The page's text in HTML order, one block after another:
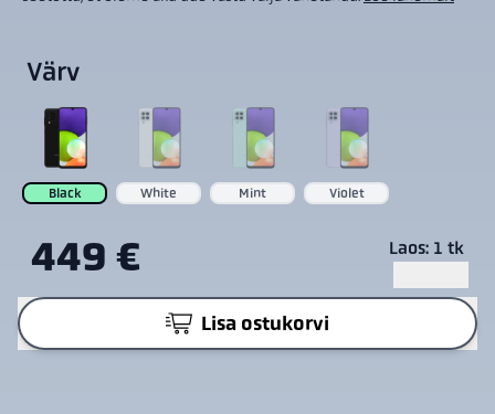
Värv
Black White Mint Violet
449 € Laos: 1 tk
Lisa ostukorvi